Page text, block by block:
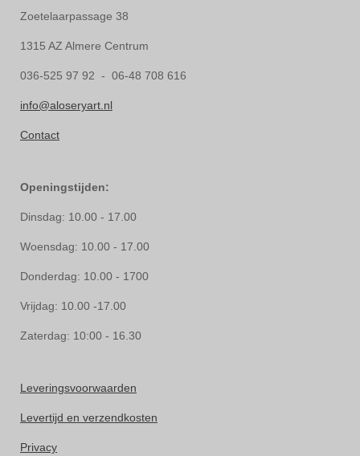
Zoetelaarpassage 38
1315 AZ Almere Centrum
036-525 97 92 - 06-48 708 616
info@aloseryart.nl
Contact
Openingstijden:
Dinsdag: 10.00 - 17.00
Woensdag: 10.00 - 17.00
Donderdag: 10.00 - 1700
Vrijdag: 10.00 -17.00
Zaterdag: 10:00 - 16.30
Leveringsvoorwaarden
Levertijd en verzendkosten
Privacy